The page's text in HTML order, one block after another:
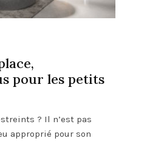
pour les petits
? Il n’est pas
approprié pour son